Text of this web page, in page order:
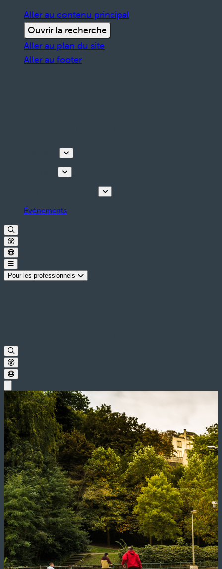
Aller au contenu principal
Ouvrir la recherche
Aller au plan du site
Aller au footer
Événements
Pour les professionnels